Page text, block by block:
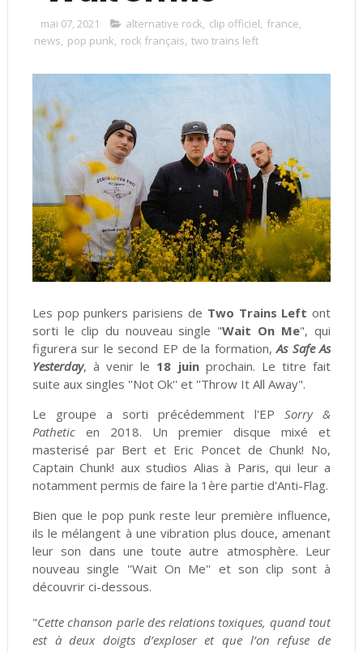
mai 07, 2021 alternative rock, clip officiel, france,
news, pop punk, rock français, two trains left
Les pop punkers parisiens de Two Trains Left ont
sorti le clip du nouveau single "Wait On Me", qui
figurera sur le second EP de la formation,As Safe As
Yesterday, à venir le 18 juinprochain. Le titre fait
suite aux singles ''Not Ok'' et ''Throw It All Away".
Le groupe a sorti précédemment l'EPSorry &
Patheticen 2018. Un premier disque mixé et
masterisé par Bert et Eric Poncet de Chunk! No,
Captain Chunk! aux studios Alias à Paris, qui leur a
notamment permis de faire la 1ère partie d'Anti-Flag.
Bien que le pop punk reste leur première influence,
ils le mélangent à une vibration plus douce, amenant
leur son dans une toute autre atmosphère. Leur
nouveau single ''Wait On Me'' et son clip sont à
découvrir ci-dessous.
"Cette chanson parle des relations toxiques, quand tout
est à deux doigts d’exploser et que l’on refuse de